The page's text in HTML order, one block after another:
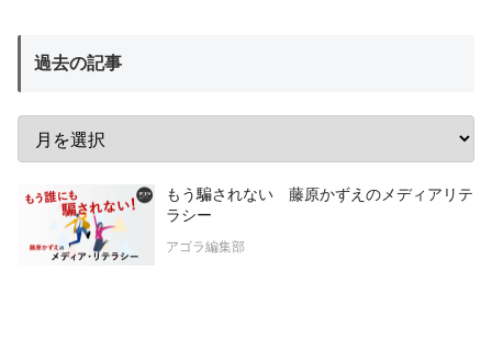
過去の記事
もう騙されない 藤原かずえのメディアリテ
ラシー
アゴラ編集部